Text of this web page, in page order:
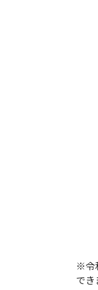
※令
でき